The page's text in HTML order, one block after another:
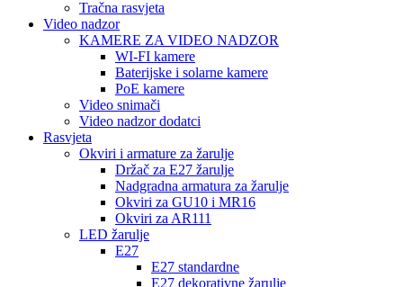
Tračna rasvjeta
Video nadzor
KAMERE ZA VIDEO NADZOR
WI-FI kamere
Baterijske i solarne kamere
PoE kamere
Video snimači
Video nadzor dodatci
Rasvjeta
Okviri i armature za žarulje
Držač za E27 žarulje
Nadgradna armatura za žarulje
Okviri za GU10 i MR16
Okviri za AR111
LED žarulje
E27
E27 standardne
E27 dekorativne žarulje